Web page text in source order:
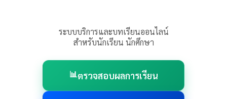
ระบบบริการและบทเรียนออนไลน์
สำหรับนักเรียน นักศึกษา
📊ตรวจสอบผลการเรียน